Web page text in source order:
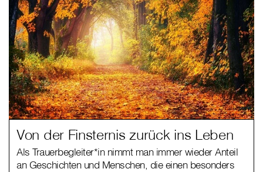
Von der Finsternis zurück ins Leben
Als Trauerbegleiter*in nimmt man immer wieder Anteil
an Geschichten und Menschen, die einen besonders